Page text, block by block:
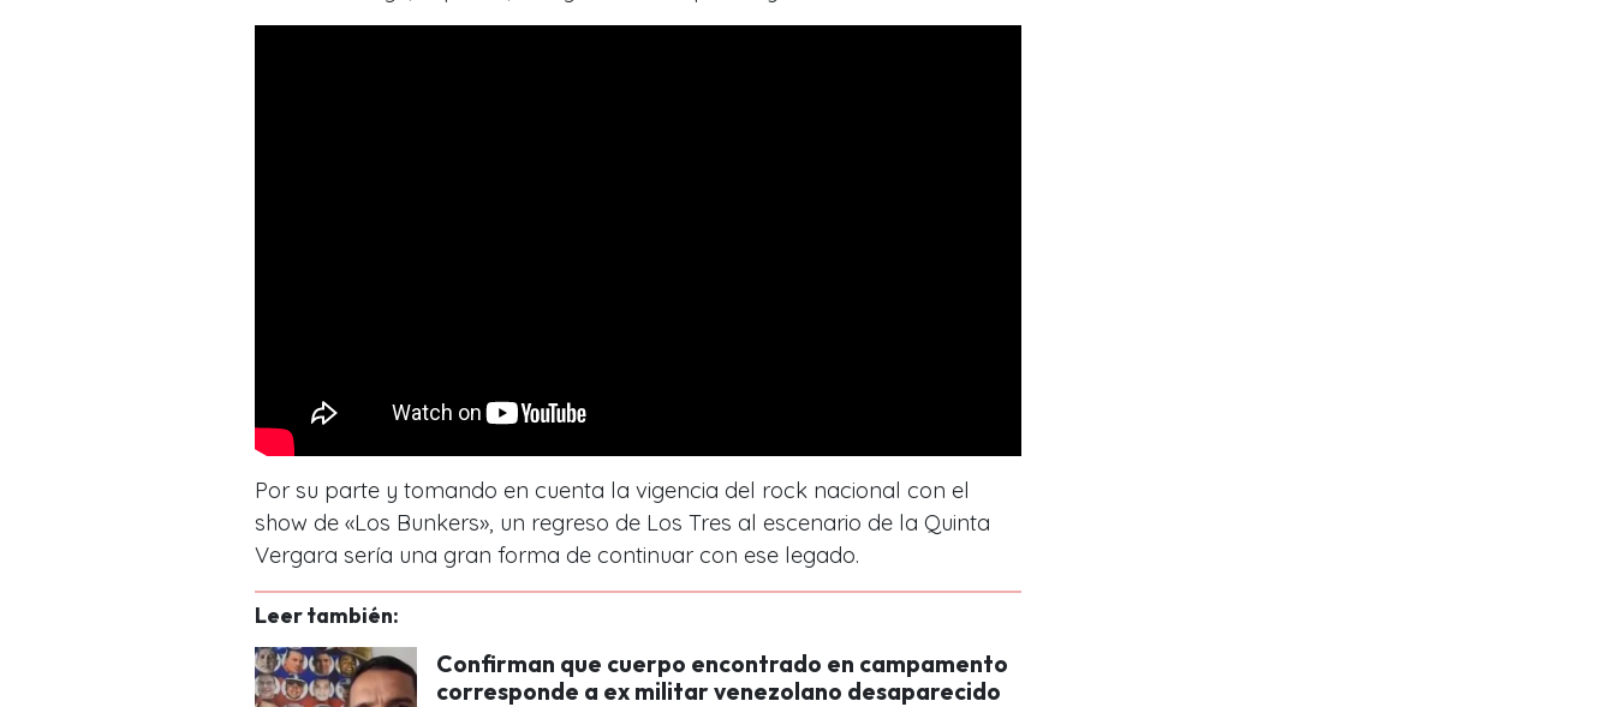
Por su parte y tomando en cuenta la vigencia del rock nacional con el
show de «Los Bunkers», un regreso de Los Tres al escenario de la Quinta
Vergara sería una gran forma de continuar con ese legado.
Leer también:
Confirman que cuerpo encontrado en campamento
corresponde a ex militar venezolano desaparecido